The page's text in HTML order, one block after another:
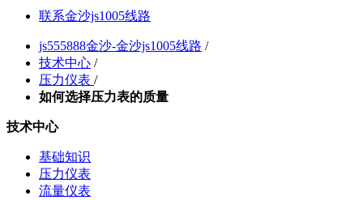
联系金沙js1005线路
js555888金沙-金沙js1005线路 /
技术中心 /
压力仪表 /
如何选择压力表的质量
技术中心
基础知识
压力仪表
流量仪表